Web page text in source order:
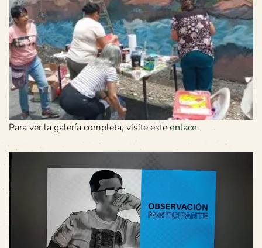
Para ver la galería completa, visite esteenlace.